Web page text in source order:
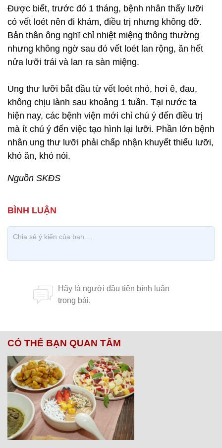
Được biết, trước đó 1 tháng, bệnh nhân thấy lưỡi
có vết loét nên đi khám, điều trị nhưng không đỡ.
Bản thân ông nghĩ chỉ nhiệt miệng thông thường
nhưng không ngờ sau đó vết loét lan rộng, ăn hết
nửa lưỡi trái và lan ra sàn miệng.
Ung thư lưỡi bắt đầu từ vết loét nhỏ, hơi ê, đau,
không chịu lành sau khoảng 1 tuần. Tại nước ta
hiện nay, các bệnh viện mới chỉ chú ý đến điều trị
mà ít chú ý đến việc tạo hình lại lưỡi. Phần lớn bệnh
nhân ung thư lưỡi phải chấp nhận khuyết thiếu lưỡi,
khó ăn, khó nói.
Nguồn SKĐS
CÓ THỂ BẠN QUAN TÂM